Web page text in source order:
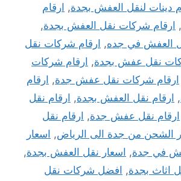
دينات لنقل العفش بجدة, ارقام
, ارقام شركات نقل العفش بجدة,
العفش في جده, ارقام شركات نقل
نقل عفش بجدة, ارقام شركات
ارقام شركات نقل عفش جدة, ارقام
, ارقام نقل العفش بجدة, ارقام نقل
ارقام نقل عفش جدة, ارقام نقل
الشحن من جدة الى الرياض, اسعار
في جدة, اسعار نقل العفش بجدة,
اثاث بجدة, افضل شركات نقل